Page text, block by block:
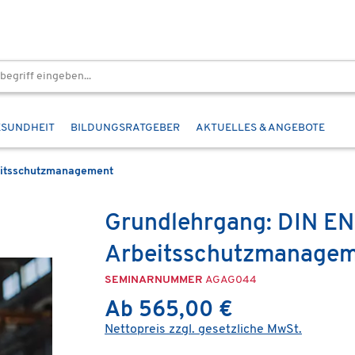
BILDUNGSRATGEBER AKTUELLES & ANGEBOTE
Grundlehrgang: DIN
SEMINARNUMMER AGAG044
Ab 565,00 €
Nettopreis zzgl. gesetzliche MwSt.